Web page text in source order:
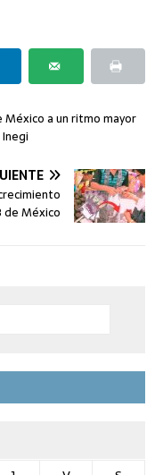
México a un ritmo mayor
de México